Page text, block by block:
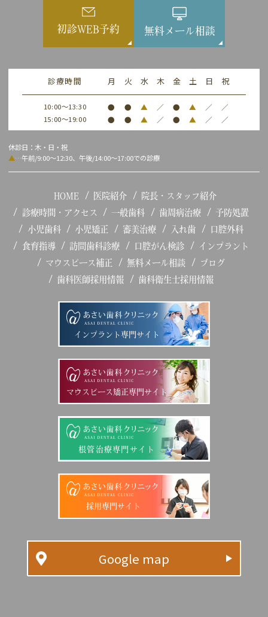
初診WEB予約 無料メール相談
診療時間 月 火 水 木 金 土 日 祝
10:00～13:30 ● ● ▲ ／ ● ▲ ／ ／
15:00～19:00 ● ● ▲ ／ ● ▲ ／ ／
休診日：木・日・祝
▲…午前/9:00～12:30、午後/14:00～17:00での診療
HOME 医院紹介
院長・スタッフ紹介
診療時間・アクセス
一般歯科 歯周病治療
予防処置
小児歯科
小児矯正 審美治療 入れ歯
口腔外科
食育指導
訪問歯科診療 口腔がん検診
インプラント
マウスピース補正
無料メール相談
ブログ
歯科医師採用情報
歯科衛生士採用情報
インプラント専門サイト
マウスピース矯正専門サイト
根管治療専門サイト
採用専門サイト
Google map